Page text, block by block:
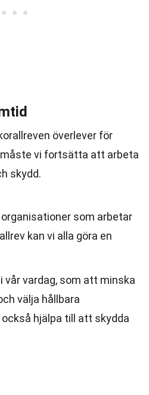
överlever för
vi fortsätta att arbeta
skydd.
som arbetar
kan vi alla göra en
vår vardag, som att minska
välja hållbara
hjälpa till att skydda